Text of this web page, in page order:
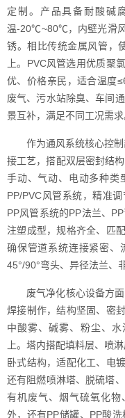
定制。产品具备耐酸碱
温-20℃~80℃，内壁光滑
锈。相比传统金属风管，
上。PVC风管选用优质聚
优、价格亲民，适合温度
废气、污水站除臭、车间
景互补，满足不同工况需求
作为通风系统核心控
接工艺，搭配双层密封结
手动、气动、电动多种类
PP/PVC风管系统，精准
PP风管系统的PP法兰、
注塑成型，规格齐全、匹
确保管道系统连接紧密、
45°/90°弯头、异径法兰、
废气净化核心设备方
焊接制作，结构坚固、密
中酸雾、碱雾、粉尘、
上。塔内搭配填料层、喷
卧式结构，适配化工、电
还有阻燃喷淋塔、脱硫塔
有机废气、烟气硫氧化物
外，还有PP储罐、PP酸